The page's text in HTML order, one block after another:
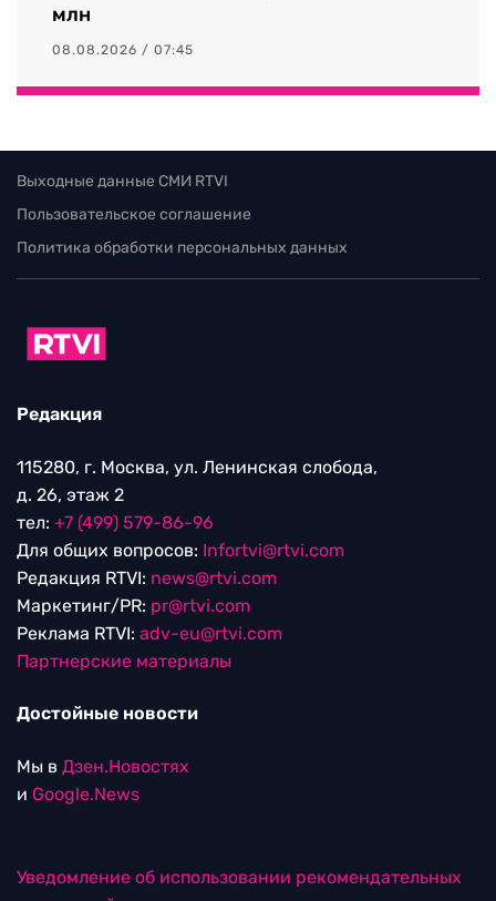
млн
08.08.2026 / 07:45
Выходные данные СМИ RTVI
Пользовательское соглашение
Политика обработки персональных данных
Редакция
115280, г. Москва, ул. Ленинская слобода,
д. 26, этаж 2
тел: +7 (499) 579-86-96
Для общих вопросов: Infortvi@rtvi.com
Редакция RTVI: news@rtvi.com
Маркетинг/PR: pr@rtvi.com
Реклама RTVI: adv-eu@rtvi.com
Партнерские материалы
Достойные новости
Мы в Дзен.Новостях
и Google.News
Уведомление об использовании рекомендательных